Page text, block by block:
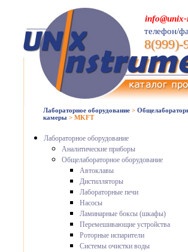
телефон/
8(999)-
Лабораторное оборудование >
камеры > MKFT
Лабораторное оборудование
Аналитические приборы
Общелабораторное оборудование
Автоклавы
Дистилляторы
Лабораторные печи
Насосы
Ламинарные боксы (шкафы)
Перемешивающие устройства
Роторные испарители
Системы очистки воды